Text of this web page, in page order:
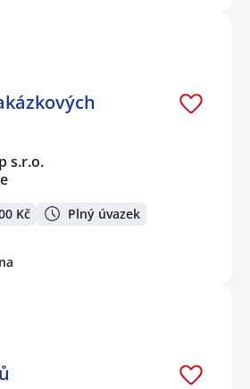
s.r.o.
Kč Plný úvazek